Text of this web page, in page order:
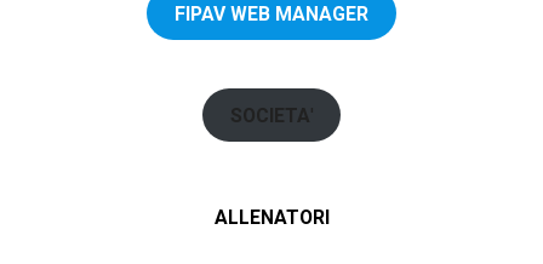
FIPAV WEB MANAGER
SOCIETA'
ALLENATORI